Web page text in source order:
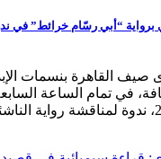
برواية “أبي رسّام خرائط” في
صيف القاهرة بنسمات
في تمام الساعة